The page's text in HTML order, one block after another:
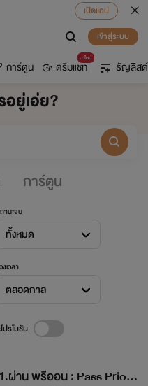
เปิดแอป
เข้าสู่ระบบ
การ์ตูน
มาใหม่
ดรีมแชท ธัญลิสต์
อยู่เอ่ย?
การ์ตูน
านะจบ
ทั้งหมด
งเวลา
ตลอดกาล
ปรโมชัน
ผ่าน พรีออน : Pass Prion